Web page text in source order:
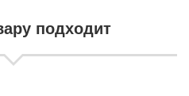
подходит